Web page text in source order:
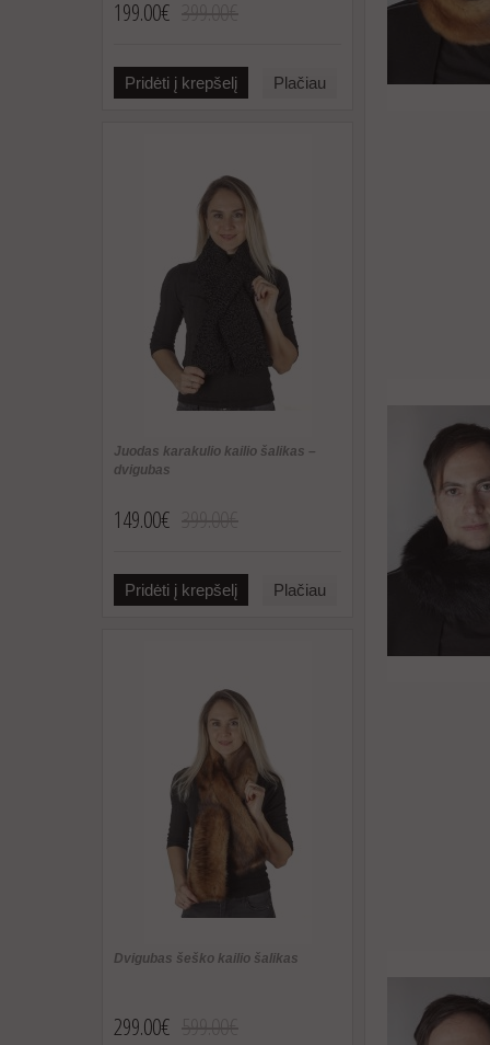
199.00€
Pridėti į krepšelį Plačiau
Juodas karakulio kailio šalikas –
dvigubas
149.00€
Pridėti į krepšelį Plačiau
Dvigubas šeško kailio šalikas
299.00€